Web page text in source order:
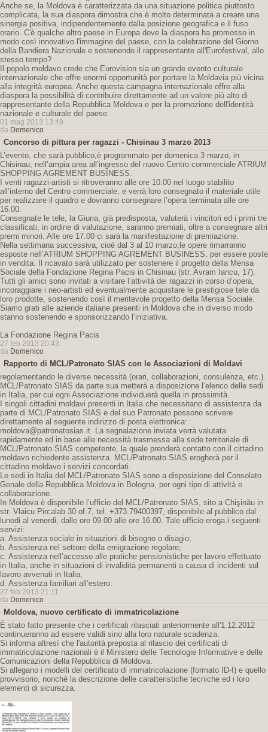
Anche se, la Moldova è caratterizzata da una situazione politica piuttosto
complicata, la sua diaspora dimostra che è molto determinata a creare una
sinergia positiva, indipendentemente dalla posizione geografica e il fuso
orario. C'è qualche altro paese in Europa dove la diaspora ha promosso in
modo così innovativo l'immagine del paese, con la celebrazione del Giorno
della Bandiera Nazionale e sostenendo il rappresentante all'Eurofestival, allo
stesso tempo?
Il popolo moldavo crede che Eurovision sia un grande evento culturale
internazionale che offre enormi opportunità per portare la Moldavia più vicina
alla integrità europea. Anche questa campagna internazionale offre alla
diaspora la possibilità di contribuire direttamente ad un valore più alto di
rappresentante della Repubblica Moldova e per la promozione dell'identità
nazionale e culturale del paese.
01 mag 2013 13:49
da Domenico
Concorso di pittura per ragazzi - Chisinau 3 marzo 2013
L’evento, che sarà pubblico,è programmato per domenica 3 marzo, in
Chisinau, nell’ampia area all’ingresso del nuovo Centro commerciale ATRIUM
SHOPPING AGREMENT BUSINESS.
I venti ragazzi-artisti si ritroveranno alle ore 10.00 nel luogo stabilito
all’interno del Centro commerciale, e verrà loro consegnato il materiale utile
per realizzare il quadro e dovranno consegnare l’opera terminata alle ore
16.00.
Consegnate le tele, la Giuria, già predisposta, valuterà i vincitori ed i primi tre
classificati, in ordine di valutazione, saranno premiati, oltre a consegnare altri
premi minori. Alle ore 17.00 ci sarà la manifestazione di premiazione.
Nella settimana successiva, cioé dal 3 al 10 marzo,le opere rimarranno
esposte nell’ATRIUM SHOPPING AGREMENT BUSINESS, per essere poste
in vendita. Il ricavato sarà utilizzato per sostenere il progetto della Mensa
Sociale della Fondazione Regina Pacis in Chisinau (str. Avram Iancu, 17).
Tutti gli amici sono invitati a visitare l’attività dei ragazzi in corso d’opera,
incoraggiare i neo-artisti ed eventualmente acquistare le prestigiose tele da
loro prodotte, sostenendo così il meritevole progetto della Mensa Sociale.
Siamo grati alle aziende italiane presenti in Moldova che in diverso modo
stanno sostenendo e sponsorizzando l’iniziativa.
La Fondazione Regina Pacis
27 feb 2013 20:43
da Domenico
Rapporto di MCL/Patronato SIAS con le Associazioni di Moldavi
regolamentando le diverse necessità (orari, collaborazioni, consulenza, etc.).
MCL/Patronato SIAS da parte sua metterà a disposizione l’elenco delle sedi
in Italia, per cui ogni Associazione individuerà quella in prossimità.
I singoli cittadini moldavi presenti in Italia che necessitano di assistenza da
parte di MCL/Patronato SIAS e del suo Patronato possono scrivere
direttamente al seguente indirizzo di posta elettronica:
moldova@patronatosias.it. La segnalazione inviata verrà valutata
rapidamente ed in base alle necessità trasmessa alla sede territoriale di
MCL/Patronato SIAS competente, la quale prenderà contatto con il cittadino
moldavo richiedente assistenza. MCL/Patronato SIAS erogherà per il
cittadino moldavo i servizi concordati.
Le sedi in Italia del MCL/Patronato SIAS sono a disposizione del Consolato
Genale della Repubblica Moldova in Bologna, per ogni tipo di attività e
collaborazione.
In Moldova è disponibile l’ufficio del MCL/Patronato SIAS, sito a Chişinău in
str. Vlaicu Pircalab 30 of.7, tel. +373.79400397, disponibile al pubblico dal
lunedi al venerdi, dalle ore 09.00 alle ore 16.00. Tale ufficio eroga i seguenti
servizi:
a. Assistenza sociale in situazioni di bisogno o disagio;
b. Assistenza nel settore della emigrazione regolare;
c. Assistenza nell’accesso alle pratiche pensionistiche per lavoro effettuato
in Italia, anche in situazioni di invalidità permanenti a causa di incidenti sul
lavoro avvenuti in Italia;
d. Assistenza familiari all’estero.
27 feb 2013 21:11
da Domenico
Moldova, nuovo certificato di immatricolazione
È stato fatto presente che i certificati rilasciati anteriormente all'1.12.2012
continueranno ad essere validi sino alla loro naturale scadenza.
Si informa altresì che l'autorità preposta al rilascio dei certificati di
immatricolazione nazionali è il Ministero delle Tecnologie Informative e delle
Comunicazioni della Repubblica di Moldova.
Si allegano i modelli del certificato di immatricolazione (formato ID-I) e quello
provvisorio, nonché la descrizione delle caratteristiche tecniche ed i loro
elementi di sicurezza.